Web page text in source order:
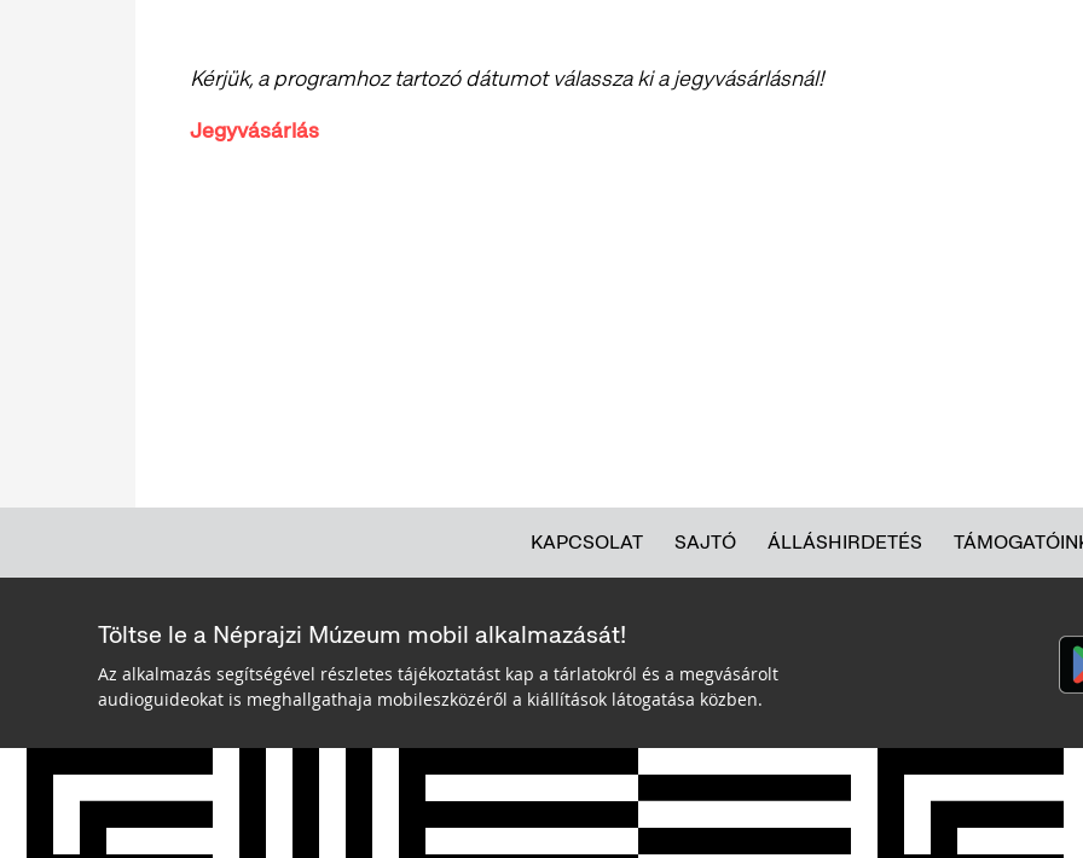
Kérjük, a programhoz tartozó dátumot válassza ki a jegyvásárlásnál!
Jegyvásárlás
KAPCSOLAT SAJTÓ ÁLLÁSHIRDETÉS
Töltse le a Néprajzi Múzeum mobil alkalmazását!
Az alkalmazás segítségével részletes tájékoztatást kap a tárlatokról és a megvásárolt
audioguideokat is meghallgathaja mobileszközéről a kiállítások látogatása közben.